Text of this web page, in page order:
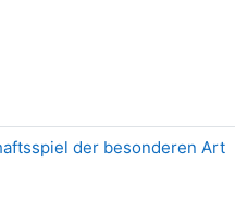
der besonderen Art